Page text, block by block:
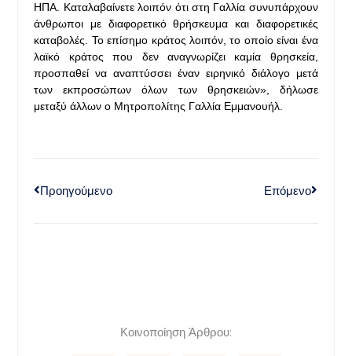
ΗΠΑ. Καταλαβαίνετε λοιπόν ότι στη Γαλλία συνυπάρχουν
άνθρωποι με διαφορετικό θρήσκευμα και διαφορετικές
καταβολές. Το επίσημο κράτος λοιπόν, το οποίο είναι ένα
λαϊκό κράτος που δεν αναγνωρίζει καμία θρησκεία,
προσπαθεί να αναπτύσσει έναν ειρηνικό διάλογο μετά
των εκπροσώπων όλων των θρησκειών», δήλωσε
μεταξύ άλλων ο Μητροπολίτης Γαλλία Εμμανουήλ.
Προηγούμενο Επόμενο
Κοινοποίηση Άρθρου: